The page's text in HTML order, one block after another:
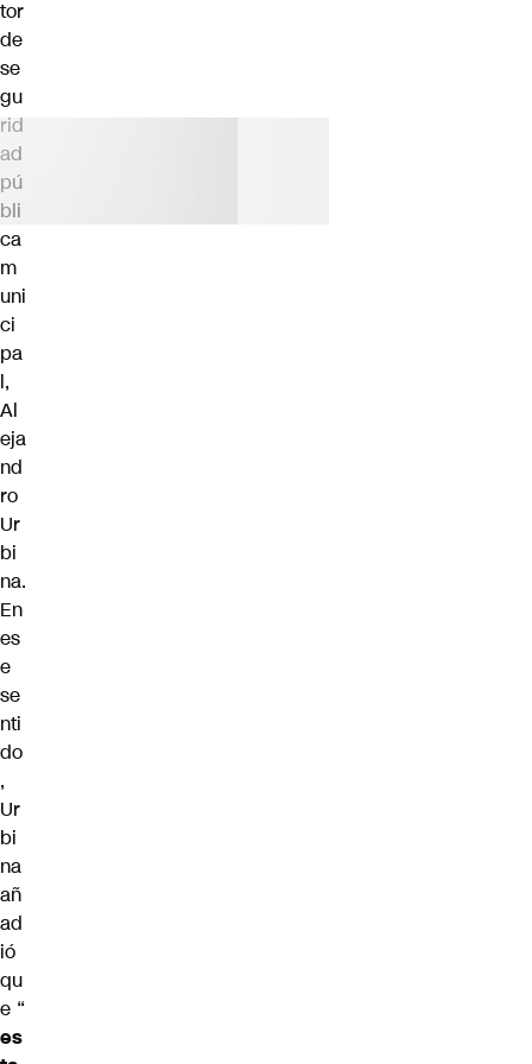
tor
de
se
gu
rid
ad
pú
bli
ca
m
uni
ci
pa
l,
Al
eja
nd
ro
Ur
bi
na.
En
es
e
se
nti
do
,
Ur
bi
na
añ
ad
ió
qu
e “
es